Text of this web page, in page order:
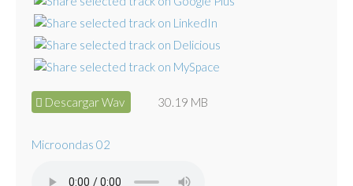
Descargar Wav 30.19 MB
Microondas 02